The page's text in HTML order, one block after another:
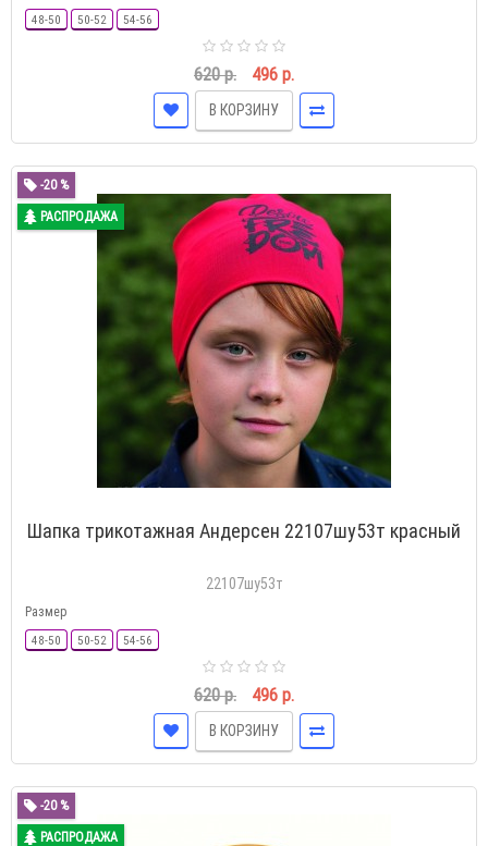
48-50 50-52 54-56
620 р. 496 р.
В КОРЗИНУ
-20 %
РАСПРОДАЖА
Шапка трикотажная Андерсен 22107шу53т красный
22107шу53т
Размер
48-50 50-52 54-56
620 р. 496 р.
В КОРЗИНУ
-20 %
РАСПРОДАЖА